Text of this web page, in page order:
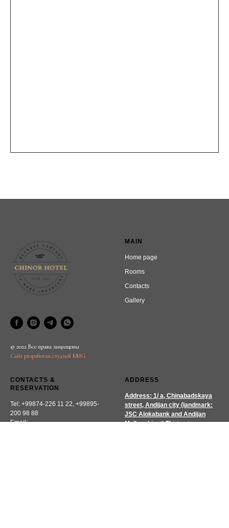
© 2022 Все права защищены
Сайт разработан студией KMG
MAIN
Home page
Rooms
Contacts
Gallery
CONTACTS &
RESERVATION
Tel: +99874-226 11 22, +99895-
200 98 88
Email:
ADDRESS
Address: 1/ a, Chinabadskaya
street, Andijan city (landmark:
JSC Alokabank and Andijan
Melkombinat) Thirty steps away